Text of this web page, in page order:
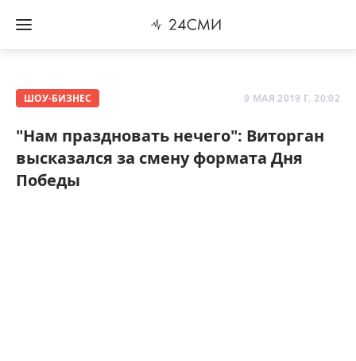
ШОУ-БИЗНЕС 9 МАЯ 2019 Г. 20:02
"Нам праздновать нечего": Виторган
высказался за смену формата Дня
Победы